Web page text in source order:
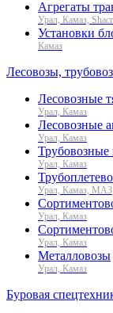
Агрегаты
Урал, Камаз,
Установки
Камаз
Лесовозы,
Лесовозные
Урал, Камаз
Лесовозные
Урал, Камаз
Трубовозные
Урал, Камаз
Урал, Камаз, МАЗ
Урал, Камаз
Урал, Камаз
Металловозы
Урал, Камаз
Буровая